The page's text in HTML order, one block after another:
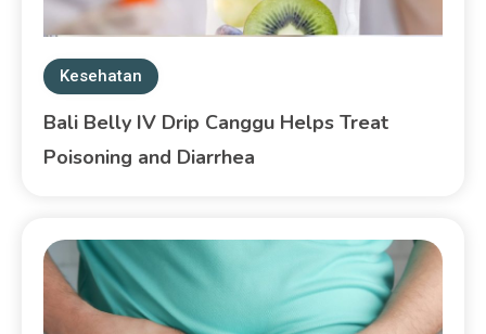
Kesehatan
Bali Belly IV Drip Canggu Helps Treat
Poisoning and Diarrhea